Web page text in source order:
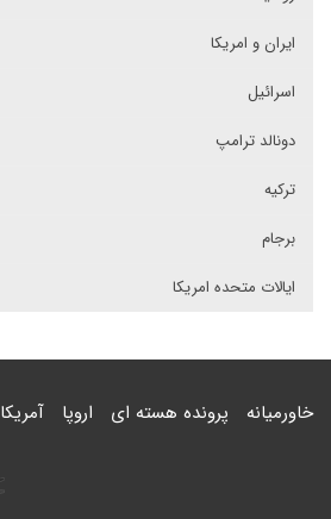
ایران و امریکا
اسرائیل
دونالد ترامپ
ترکیه
برجام
ایالات متحده امریکا
خاورمیانه پرونده هسته ای اروپا آمریکا